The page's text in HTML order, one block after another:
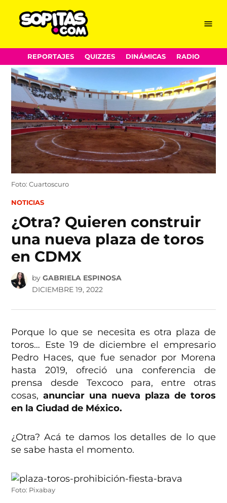
Skip
to
content
Menu
REPORTAJES QUIZZES DINÁMICAS RADIO
Foto: Cuartoscuro
POSTED
NOTICIAS
¿Otra? Quieren construir
una nueva plaza de toros
en CDMX
by GABRIELA ESPINOSA
DICIEMBRE 19, 2022
Porque lo que se necesita es otra plaza de
toros… Este 19 de diciembre el empresario
Pedro Haces, que fue senador por Morena
hasta 2019, ofreció una conferencia de
prensa desde Texcoco para, entre otras
cosas,anunciar una nueva plaza de toros
en la Ciudad de México.
¿Otra? Acá te damos los detalles de lo que
se sabe hasta el momento.
Foto: Pixabay